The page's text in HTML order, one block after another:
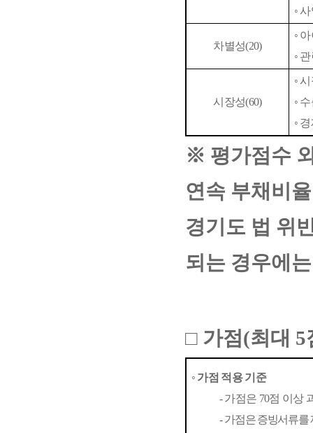
◦ 사
차별성(20)
◦ 아
◦ 관
시장성(60)
◦시
◦ 수
◦ 경
※ 평가점수
연속 부채비
경기도 법 위
되는 경우에
□ 가점 (최대 5
◦ 가점 적용 기준
-가점은 70점 이상
-가점은 증빙서류를